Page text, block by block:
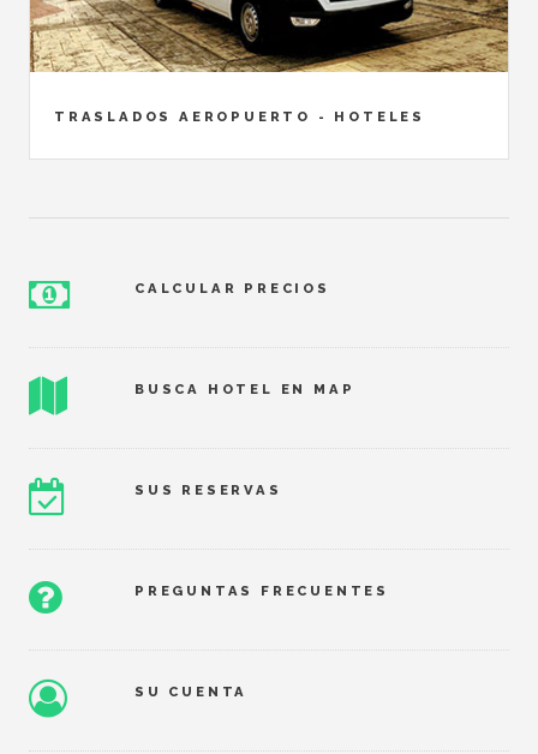
TRASLADOS AEROPUERTO - HOTELES
CALCULAR PRECIOS
BUSCA HOTEL EN MAP
SUS RESERVAS
PREGUNTAS FRECUENTES
SU CUENTA